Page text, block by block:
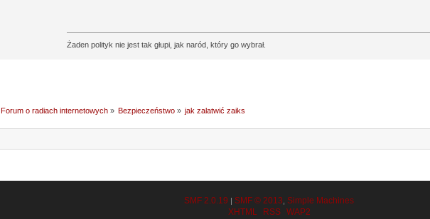
Żaden polityk nie jest tak głupi, jak naród, który go wybrał.
Forum o radiach internetowych» Bezpieczeństwo» jak zalatwić zaiks
SMF 2.0.19 | SMF © 2013 Simple Machines
XHTML
RSS WAP2